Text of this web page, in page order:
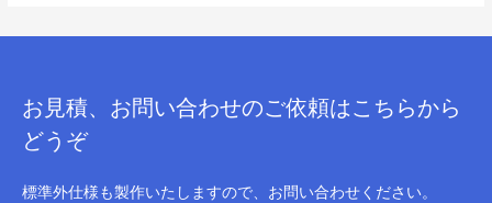
お見積、お問い合わせのご依頼はこちらから
どうぞ
標準外仕様も製作いたしますので、お問い合わせください。